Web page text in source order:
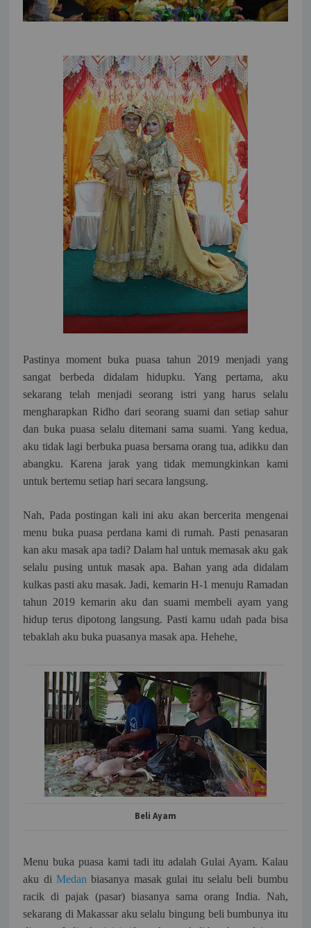
Pastinya moment buka puasa tahun 2019 menjadi yang
sangat berbeda didalam hidupku. Yang pertama, aku
sekarang telah menjadi seorang istri yang harus selalu
mengharapkan Ridho dari seorang suami dan setiap sahur
dan buka puasa selalu ditemani sama suami. Yang kedua,
aku tidak lagi berbuka puasa bersama orang tua, adikku dan
abangku. Karena jarak yang tidak memungkinkan kami
untuk bertemu setiap hari secara langsung.
Nah, Pada postingan kali ini aku akan bercerita mengenai
menu buka puasa perdana kami di rumah. Pasti penasaran
kan aku masak apa tadi? Dalam hal untuk memasak aku gak
selalu pusing untuk masak apa. Bahan yang ada didalam
kulkas pasti aku masak. Jadi, kemarin H-1 menuju Ramadan
tahun 2019 kemarin aku dan suami membeli ayam yang
hidup terus dipotong langsung. Pasti kamu udah pada bisa
tebaklah aku buka puasanya masak apa. Hehehe,
Beli Ayam
Menu buka puasa kami tadi itu adalah Gulai Ayam. Kalau
aku diMedan biasanya masak gulai itu selalu beli bumbu
racik di pajak (pasar) biasanya sama orang India. Nah,
sekarang di Makassar aku selalu bingung beli bumbunya itu